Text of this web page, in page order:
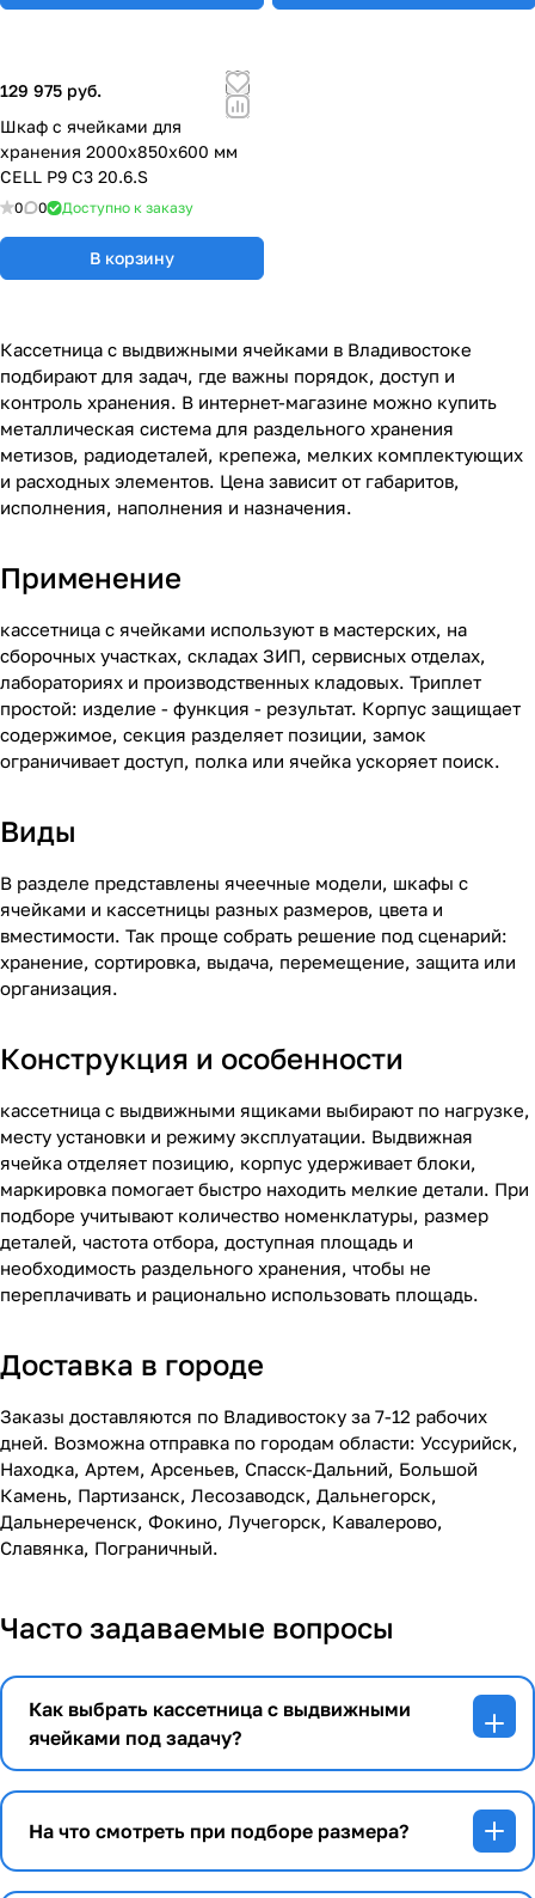
129 975 руб.
Шкаф с ячейками для
хранения 2000х850х600 мм
CELL P9 C3 20.6.S
0 0 Доступно к заказу
В корзину
Кассетница с выдвижными ячейками в Владивостоке
подбирают для задач, где важны порядок, доступ и
контроль хранения. В интернет-магазине можно купить
металлическая система для раздельного хранения
метизов, радиодеталей, крепежа, мелких комплектующих
и расходных элементов. Цена зависит от габаритов,
исполнения, наполнения и назначения.
Применение
кассетница с ячейками используют в мастерских, на
сборочных участках, складах ЗИП, сервисных отделах,
лабораториях и производственных кладовых. Триплет
простой: изделие - функция - результат. Корпус защищает
содержимое, секция разделяет позиции, замок
ограничивает доступ, полка или ячейка ускоряет поиск.
Виды
В разделе представлены ячеечные модели, шкафы с
ячейками и кассетницы разных размеров, цвета и
вместимости. Так проще собрать решение под сценарий:
хранение, сортировка, выдача, перемещение, защита или
организация.
Конструкция и особенности
кассетница с выдвижными ящиками выбирают по нагрузке,
месту установки и режиму эксплуатации. Выдвижная
ячейка отделяет позицию, корпус удерживает блоки,
маркировка помогает быстро находить мелкие детали. При
подборе учитывают количество номенклатуры, размер
деталей, частота отбора, доступная площадь и
необходимость раздельного хранения, чтобы не
переплачивать и рационально использовать площадь.
Доставка в городе
Заказы доставляются по Владивостоку за 7-12 рабочих
дней. Возможна отправка по городам области: Уссурийск,
Находка, Артем, Арсеньев, Спасск-Дальний, Большой
Камень, Партизанск, Лесозаводск, Дальнегорск,
Дальнереченск, Фокино, Лучегорск, Кавалерово,
Славянка, Пограничный.
Часто задаваемые вопросы
Как выбрать кассетница с выдвижными
ячейками под задачу?
На что смотреть при подборе размера?